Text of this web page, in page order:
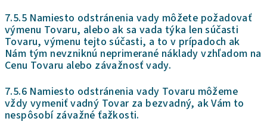
7.5.5 Namiesto odstránenia vady môžete požadovať
výmenu Tovaru, alebo ak sa vada týka len súčasti
Tovaru, výmenu tejto súčasti, a to v prípadoch ak
Nám tým nevzniknú neprimerané náklady vzhľadom na
Cenu Tovaru alebo závažnosť vady.
7.5.6 Namiesto odstránenia vady Tovaru môžeme
vždy vymeniť vadný Tovar za bezvadný, ak Vám to
nespôsobí závažné ťažkosti.